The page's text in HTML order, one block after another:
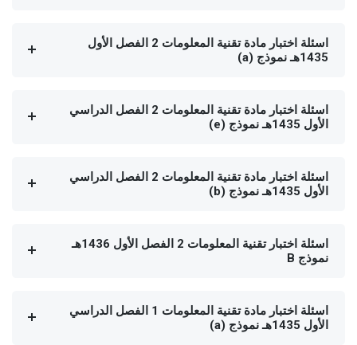
اسئلة اختبار مادة تقنية المعلومات 2 الفصل الأول
1435هـ نموذج (a)
اسئلة اختبار مادة تقنية المعلومات 2 الفصل الدراسي
الأول 1435هـ نموذج (e)
اسئلة اختبار مادة تقنية المعلومات 2 الفصل الدراسي
الأول 1435هـ نموذج (b)
اسئلة اختبار تقنية المعلومات 2 الفصل الأول 1436هـ
نموذج B
اسئلة اختبار مادة تقنية المعلومات 1 الفصل الدراسي
الأول 1435هـ نموذج (a)